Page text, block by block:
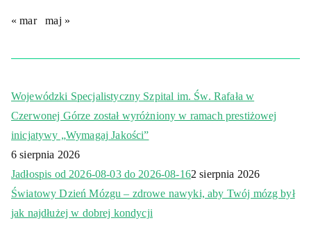
« mar maj »
Wojewódzki Specjalistyczny Szpital im. Św. Rafała w
Czerwonej Górze został wyróżniony w ramach prestiżowej
inicjatywy „Wymagaj Jakości”
6 sierpnia 2026
Jadłospis od 2026-08-03 do 2026-08-162 sierpnia 2026
Światowy Dzień Mózgu – zdrowe nawyki, aby Twój mózg był
jak najdłużej w dobrej kondycji